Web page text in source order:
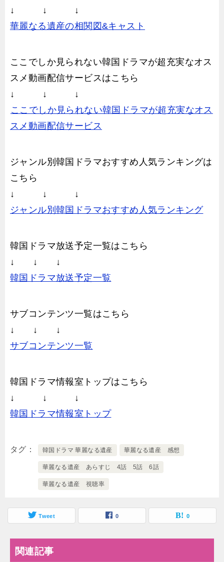
↓ ↓ ↓
華麗なる遺産の相関図&キャスト
ここでしか見られない韓国ドラマが超充実なオス
スメ動画配信サービスはこちら
↓ ↓ ↓
ここでしか見られない韓国ドラマが超充実なオス
スメ動画配信サービス
ジャンル別韓国ドラマおすすめ人気ランキングは
こちら
↓ ↓ ↓
ジャンル別韓国ドラマおすすめ人気ランキング
韓国ドラマ放送予定一覧はこちら
↓ ↓ ↓
韓国ドラマ放送予定一覧
サブコンテンツ一覧はこちら
↓ ↓ ↓
サブコンテンツ一覧
韓国ドラマ情報室トップはこちら
↓ ↓ ↓
韓国ドラマ情報室トップ
タグ 韓国ドラマ 華麗なる遺産 華麗なる遺産 感想
華麗なる遺産 あらすじ 4話 5話 6話
華麗なる遺産 視聴率
Tweet 0 0
関連記事